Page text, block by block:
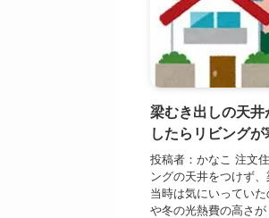
梁むき出しの天
したらリビングが
投稿者：かなこ 注文
ングの天井をつけず
当時は気にいってい
や冬の光熱費の高さ